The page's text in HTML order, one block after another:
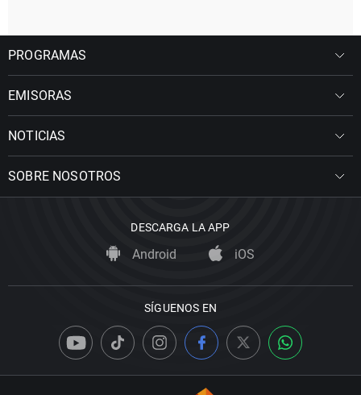
PROGRAMAS
EMISORAS
NOTICIAS
SOBRE NOSOTROS
DESCARGA LA APP
Android iOS
SÍGUENOS EN